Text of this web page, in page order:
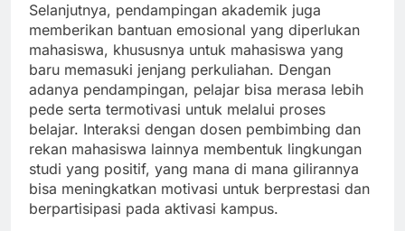
Selanjutnya, pendampingan akademik juga
memberikan bantuan emosional yang diperlukan
mahasiswa, khususnya untuk mahasiswa yang
baru memasuki jenjang perkuliahan. Dengan
adanya pendampingan, pelajar bisa merasa lebih
pede serta termotivasi untuk melalui proses
belajar. Interaksi dengan dosen pembimbing dan
rekan mahasiswa lainnya membentuk lingkungan
studi yang positif, yang mana di mana gilirannya
bisa meningkatkan motivasi untuk berprestasi dan
berpartisipasi pada aktivasi kampus.